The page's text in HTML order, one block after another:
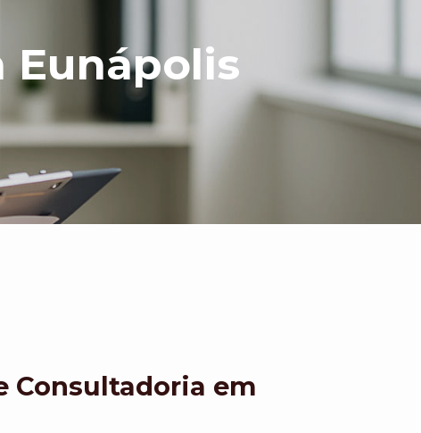
Eunápolis
Consultadoria em